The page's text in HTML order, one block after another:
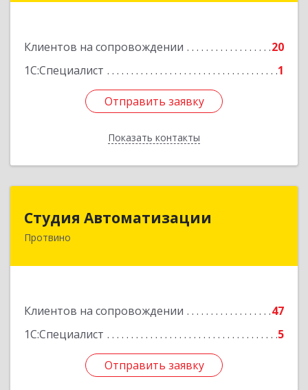
Клиентов на сопровождении
20
1С:Специалист
1
Отправить заявку
Показать контакты
Отправить заявку
Назад
Студия Автоматизации
Протвино
Клиентов на сопровождении
47
1С:Специалист
5
Отправить заявку
142281, Московская обл, Протвино г, Ленина
Отправить заявку